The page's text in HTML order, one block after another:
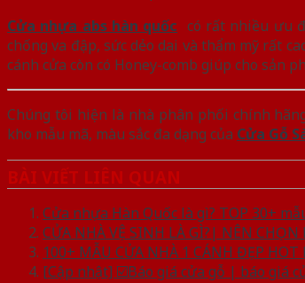
Cửa nhựa abs hàn quốc có rất nhiều ưu
chống va đập, sức dẻo dai và thẩm mỹ rất
cánh cửa còn có Honey-comb giúp cho sản
Chúng tôi hiện là nhà phân phối chính
kho mẫu mã, màu sắc đa dạng của Cửa Gỗ
BÀI VIẾT LIÊN QUAN
Cửa nhựa Hàn Quốc là gì? TOP 30+
CỬA NHÀ VỆ SINH LÀ GÌ?| NÊN
100+ MẪU CỬA NHÀ 1 CÁNH ĐẸP HOT
[Cập nhật] ☑️Báo giá cửa gỗ | báo giá